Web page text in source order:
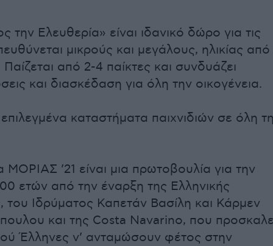
την Ελευθερία» είναι ιδανικό δώρο για τις
μικρούς και μεγάλους, ηλικίας από
από 2-4 παίκτες και συνδυάζει
και διασκέδαση για όλη την οικογένεια.
επιλεγμένα καταστήματα παιχνιδιών σε όλη
’21 είναι μια πρωτοβουλία για την
ετών από την έναρξη της Ελληνικής
Ιδρύματος Καπετάν Βασίλη και Κάρμεν
και της Costa Navarino, που
Έλληνες ν’ ανταμώσουν φέτος στην